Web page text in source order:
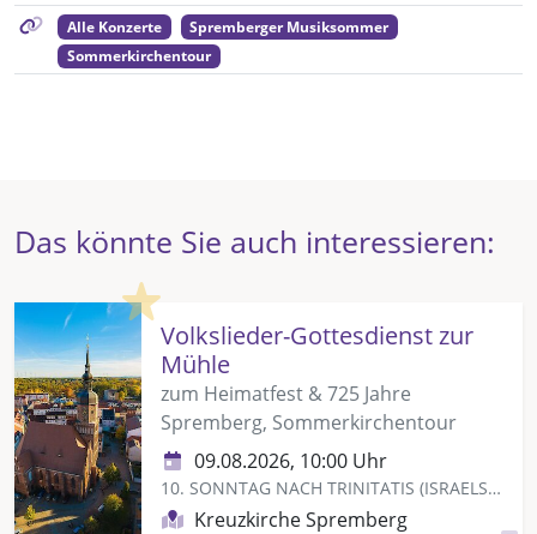
Alle Konzerte
Spremberger Musiksommer
Sommerkirchentour
Das könnte Sie auch interessieren:
Highlight
Volkslieder-Gottesdienst zur
Mühle
zum Heimatfest & 725 Jahre
Spremberg, Sommerkirchentour
09.08.2026, 10:00 Uhr
10. SONNTAG NACH TRINITATIS (ISRAELSONNTAG)
Kreuzkirche Spremberg